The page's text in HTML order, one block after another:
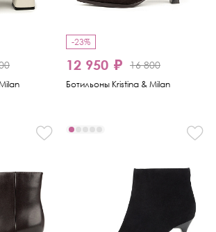
-23%
12 950 ₽ 16 800
Ботильоны Kristina & Milan